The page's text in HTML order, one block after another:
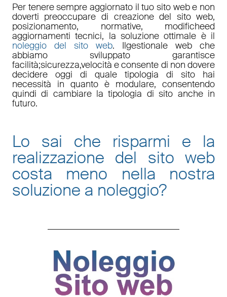
Per tenere sempre aggiornato il tuo sito web e non
doverti preoccupare di creazione del sito web,
posizionamento, normative, modificheed
aggiornamenti tecnici, la soluzione ottimale è il
noleggio del sito web. Ilgestionale webche
abbiamo sviluppato garantisce
facilità;sicurezza,velocità e consente di non dovere
decidere oggi di quale tipologia di sito hai
necessità in quanto è modulare, consentendo
quindi di cambiare la tipologia di sito anche in
futuro.
Lo sai che risparmi e la
realizzazione del sito web
costa meno nella nostra
soluzione a noleggio?